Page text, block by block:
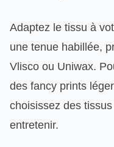
Adaptez le tissu à
une tenue habillée,
Vlisco ou Uniwax.
des fancy prints
choisissez des
entretenir.